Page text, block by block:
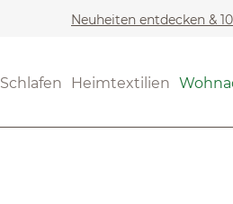
Neuheiten entdecken &
Schlafen Heimtextilien